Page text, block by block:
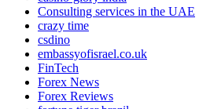
Consulting services in the UAE
crazy time
csdino
embassyofisrael.co.uk
FinTech
Forex News
Forex Reviews